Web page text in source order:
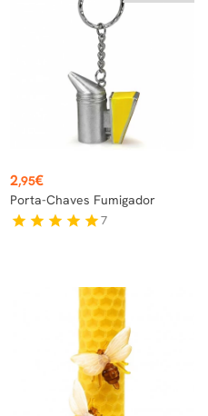
Preço
2,95€
Porta-Chaves Fumigador
star star star star star7